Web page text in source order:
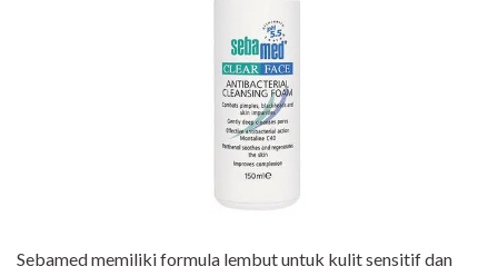
Sebamed memiliki formula lembut untuk kulit sensitif dan